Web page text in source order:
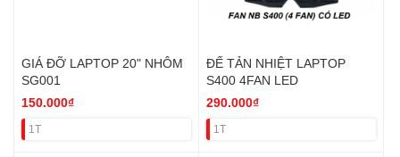
GIÁ ĐỠ LAPTOP 20" NHÔM
SG001
150.000₫
1T
ĐẾ TẢN NHIỆT LAPTOP
S400 4FAN LED
290.000₫
1T